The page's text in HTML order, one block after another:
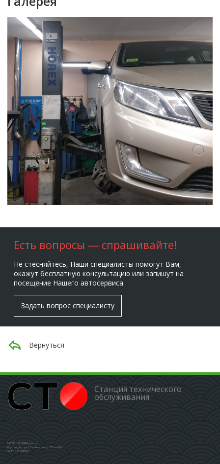
Есть вопросы — спрашивайте!
Не стесняйтесь, Наши специалисты помогут Вам,
окажут бесплатную консультацию или запишут на
посещение Нашего автосервиса.
Задать вопрос специалисту
Вернуться
Станция технического
обслуживания
ЧСУП «ЗШБРМ-авто»
Юр. адрес: ул.Славинского д. 37 кв.346
УНП: 191592754